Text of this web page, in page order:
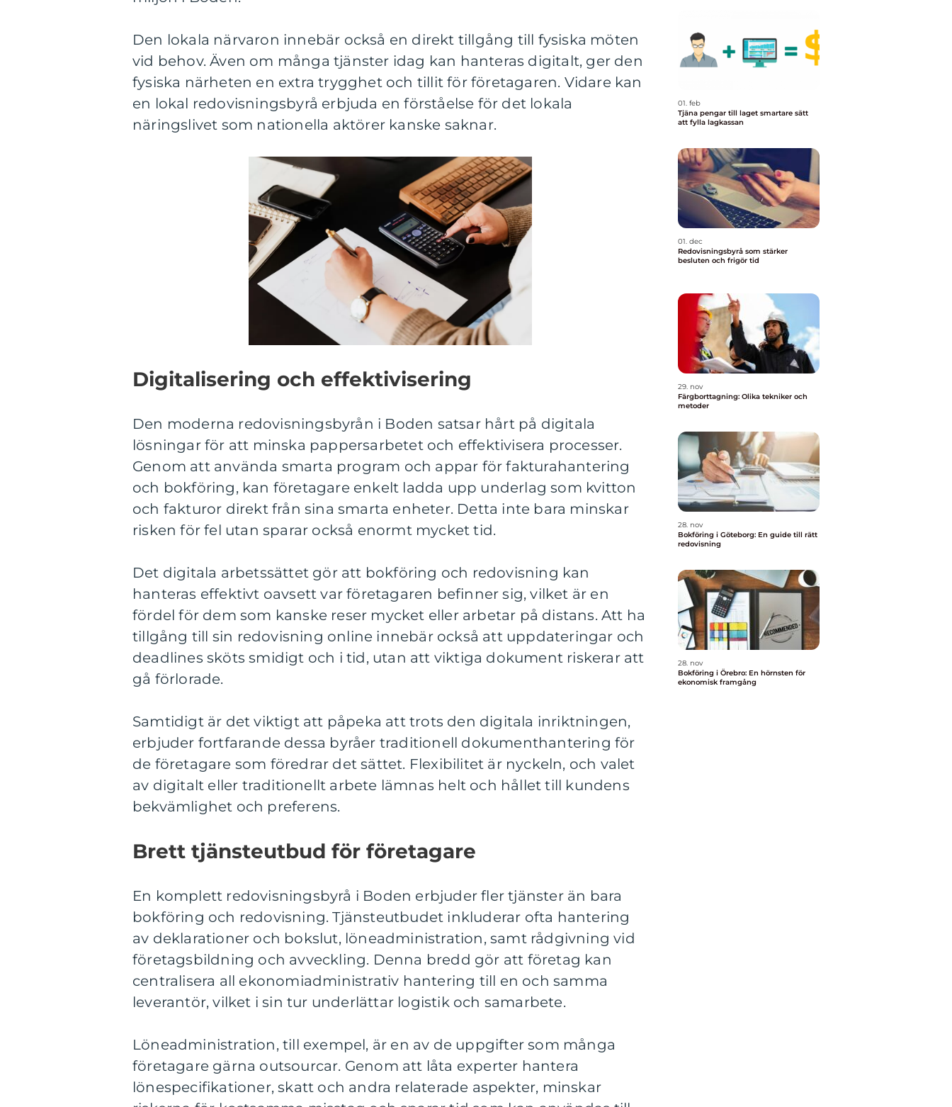
Den lokala närvaron innebär också en direkt tillgång till fysiska möten
vid behov. Även om många tjänster idag kan hanteras digitalt, ger den
fysiska närheten en extra trygghet och tillit för företagaren. Vidare kan
en lokal redovisningsbyrå erbjuda en förståelse för det lokala
näringslivet som nationella aktörer kanske saknar.
Digitalisering och effektivisering
Den moderna redovisningsbyrån i Boden satsar hårt på digitala
lösningar för att minska pappersarbetet och effektivisera processer.
Genom att använda smarta program och appar för fakturahantering
och bokföring, kan företagare enkelt ladda upp underlag som kvitton
och fakturor direkt från sina smarta enheter. Detta inte bara minskar
risken för fel utan sparar också enormt mycket tid.
Det digitala arbetssättet gör att bokföring och redovisning kan
hanteras effektivt oavsett var företagaren befinner sig, vilket är en
fördel för dem som kanske reser mycket eller arbetar på distans. Att ha
tillgång till sin redovisning online innebär också att uppdateringar och
deadlines sköts smidigt och i tid, utan att viktiga dokument riskerar att
gå förlorade.
Samtidigt är det viktigt att påpeka att trots den digitala inriktningen,
erbjuder fortfarande dessa byråer traditionell dokumenthantering för
de företagare som föredrar det sättet. Flexibilitet är nyckeln, och valet
av digitalt eller traditionellt arbete lämnas helt och hållet till kundens
bekvämlighet och preferens.
Brett tjänsteutbud för företagare
En komplett redovisningsbyrå i Boden erbjuder fler tjänster än bara
bokföring och redovisning. Tjänsteutbudet inkluderar ofta hantering
av deklarationer och bokslut, löneadministration, samt rådgivning vid
företagsbildning och avveckling. Denna bredd gör att företag kan
centralisera all ekonomiadministrativ hantering till en och samma
leverantör, vilket i sin tur underlättar logistik och samarbete.
Löneadministration, till exempel, är en av de uppgifter som många
företagare gärna outsourcar. Genom att låta experter hantera
lönespecifikationer, skatt och andra relaterade aspekter, minskar
01. feb
Tjäna pengar till laget smartare sätt
att fylla lagkassan
01. dec
Redovisningsbyrå som stärker
besluten och frigör tid
29. nov
Färgborttagning: Olika tekniker och
metoder
28. nov
Bokföring i Göteborg: En guide till rätt
redovisning
28. nov
Bokföring i Örebro: En hörnsten för
ekonomisk framgång